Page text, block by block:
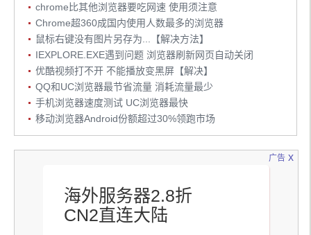
chrome比其他浏览器要吃网速 使用须注意
Chrome超360成国内使用人数最多的浏览器
鼠标右键没有图片另存为...【解决方法】
IEXPLORE.EXE遇到问题 浏览器刷新网页自动关闭
优酷视频打不开 不能播放变黑屏【解决】
QQ和UC浏览器最节省流量 消耗流量最少
手机浏览器速度测试 UC浏览器最快
移动浏览器Android份额超过30%领跑市场
广告
海外服务器2.8折
CN2直连大陆
x